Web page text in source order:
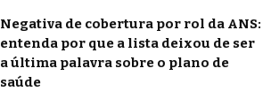
Negativa de cobertura por rol da ANS:
entenda por que a lista deixou de ser
a última palavra sobre o plano de
saúde